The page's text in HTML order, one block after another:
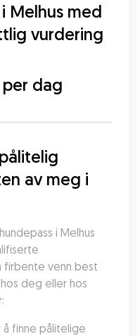
Melhus med
vurdering
per dag
av meg i
i Melhus
firbente venn best
deg eller hos
å finne pålitelige